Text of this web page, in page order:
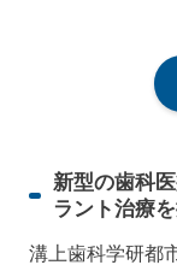
新型の歯科
ラント治療
溝上歯科学研都